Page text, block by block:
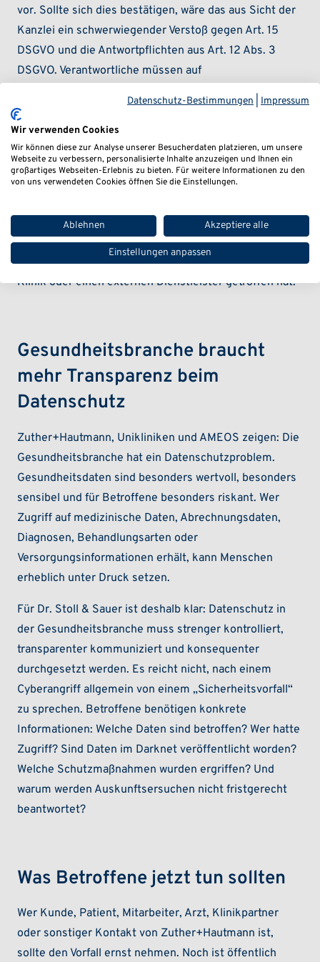
vor. Sollte sich dies bestätigen, wäre das aus Sicht der
Kanzlei ein schwerwiegender Verstoß gegen Art. 15
DSGVO und die Antwortpflichten aus Art. 12 Abs. 3
DSGVO. Verantwortliche müssen auf
Auskunftsersuchen grundsätzlich unverzüglich,
spätestens innerhalb eines Monats reagieren.
Die Fälle zeigen ein Muster: Nicht nur Krankenhäuser
selbst, sondern auch Dienstleister,
Medizintechnikunternehmen, Homecare-Anbieter,
Einfallstor für Cyberkriminelle werden. Für Patienten
macht das kaum einen Unterschied. Ihre Daten sind
betroffen – unabhängig davon, ob der Angriff direkt die
Klinik oder einen externen Dienstleister getroffen hat.
Gesundheitsbranche braucht
mehr Transparenz beim
Datenschutz
Zuther+Hautmann, Unikliniken und AMEOS zeigen: Die
Gesundheitsbranche hat ein Datenschutzproblem.
Gesundheitsdaten sind besonders wertvoll, besonders
sensibel und für Betroffene besonders riskant. Wer
Zugriff auf medizinische Daten, Abrechnungsdaten,
Diagnosen, Behandlungsarten oder
Versorgungsinformationen erhält, kann Menschen
erheblich unter Druck setzen.
Für Dr. Stoll & Sauer ist deshalb klar: Datenschutz in
der Gesundheitsbranche muss strenger kontrolliert,
transparenter kommuniziert und konsequenter
durchgesetzt werden. Es reicht nicht, nach einem
Cyberangriff allgemein von einem „Sicherheitsvorfall“
zu sprechen. Betroffene benötigen konkrete
Informationen: Welche Daten sind betroffen? Wer hatte
Zugriff? Sind Daten im Darknet veröffentlicht worden?
Welche Schutzmaßnahmen wurden ergriffen? Und
warum werden Auskunftsersuchen nicht fristgerecht
beantwortet?
Was Betroffene jetzt tun sollten
Wer Kunde, Patient, Mitarbeiter, Arzt, Klinikpartner
oder sonstiger Kontakt von Zuther+Hautmann ist,
sollte den Vorfall ernst nehmen. Noch ist öffentlich
Datenschutz-Bestimmungen Impressum
Wir verwenden Cookies
Wir können diese zur Analyse unserer Besucherdaten platzieren, um unsere
Webseite zu verbessern, personalisierte Inhalte anzuzeigen und Ihnen ein
großartiges Webseiten-Erlebnis zu bieten. Für weitere Informationen zu den
von uns verwendeten Cookies öffnen Sie die Einstellungen.
Ablehnen Akzeptiere alle
Einstellungen anpassen